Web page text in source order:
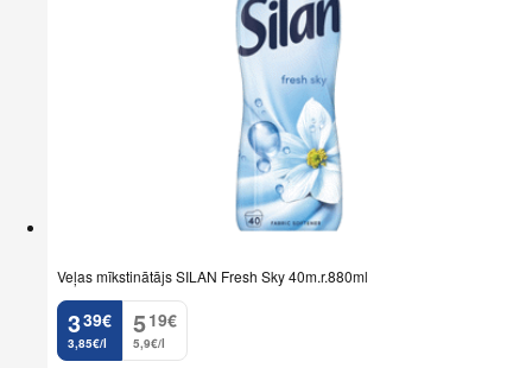
Veļas mīkstinātājs SILAN Fresh Sky 40m.r.880ml
3
. 39€
3,85€/l
5
. 19€
5,9€/l